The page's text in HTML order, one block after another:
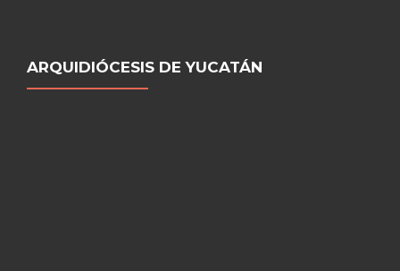
ARQUIDIÓCESIS DE YUCATÁN